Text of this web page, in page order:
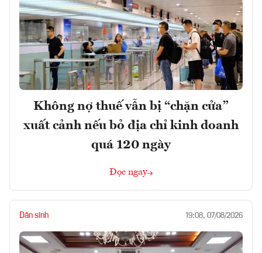
Không nợ thuế vẫn bị “chặn cửa”
xuất cảnh nếu bỏ địa chỉ kinh doanh
quá 120 ngày
Đọc ngay
Dân sinh 19:08, 07/08/2026